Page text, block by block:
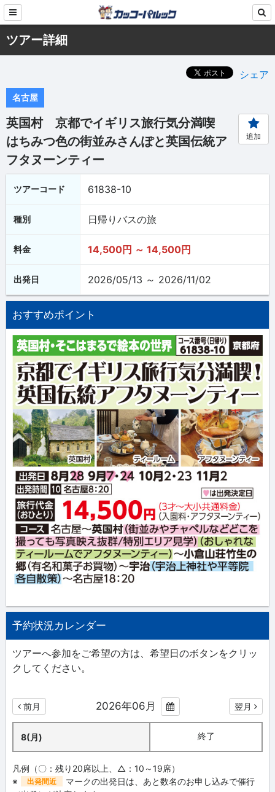
ツアー詳細
シェア
名古屋
英国村 京都でイギリス旅行気分満喫
はちみつ色の街並みさんぽと英国伝統ア
フタヌーンティー
追加
ツアーコード 61838-10
種別 日帰りバスの旅
料金 14,500円 ～ 14,500円
出発日 2026/05/13 ～ 2026/11/02
おすすめポイント
予約状況カレンダー
ツアーへ参加をご希望の方は、希望日のボタンをクリッ
クしてください。
前月 2026年06月 翌月
8(月) 終了
凡例（〇：残り20席以上、△：10～19席）
※
出発間近
マークの出発日は、あと数名のお申し込みで催行